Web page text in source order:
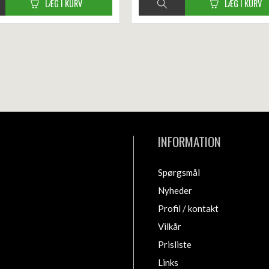
INFORMATION
Spørgsmål
Nyheder
Profil / kontakt
Vilkår
Prisliste
Links